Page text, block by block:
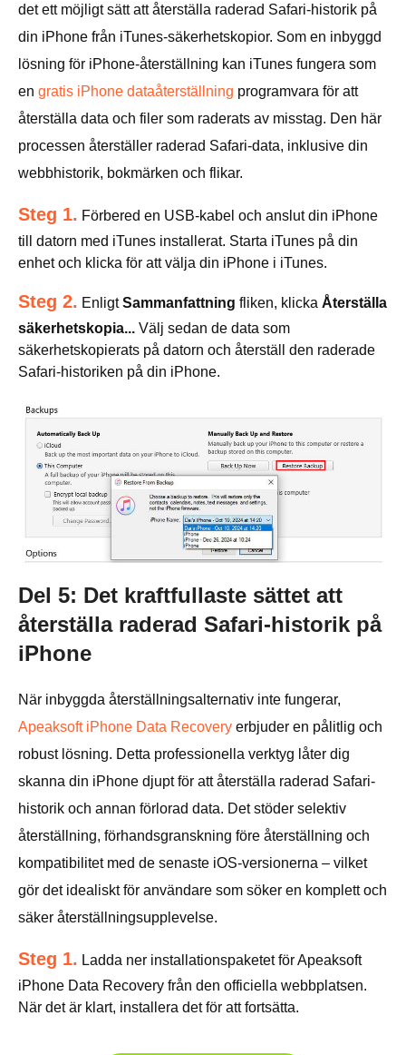
det ett möjligt sätt att återställa raderad Safari-historik på
din iPhone från iTunes-säkerhetskopior. Som en inbyggd
lösning för iPhone-återställning kan iTunes fungera som
en gratis iPhone dataåterställning programvara för att
återställa data och filer som raderats av misstag. Den här
processen återställer raderad Safari-data, inklusive din
webbhistorik, bokmärken och flikar.
Steg 1. Förbered en USB-kabel och anslut din iPhone
till datorn med iTunes installerat. Starta iTunes på din
enhet och klicka för att välja din iPhone i iTunes.
Steg 2. EnligtSammanfattning fliken, klicka Återställa
säkerhetskopia... Välj sedan de data som
säkerhetskopierats på datorn och återställ den raderade
Safari-historiken på din iPhone.
Del 5: Det kraftfullaste sättet att
återställa raderad Safari-historik på
iPhone
När inbyggda återställningsalternativ inte fungerar,
Apeaksoft iPhone Data Recovery erbjuder en pålitlig och
robust lösning. Detta professionella verktyg låter dig
skanna din iPhone djupt för att återställa raderad Safari-
historik och annan förlorad data. Det stöder selektiv
återställning, förhandsgranskning före återställning och
kompatibilitet med de senaste iOS-versionerna – vilket
gör det idealiskt för användare som söker en komplett och
säker återställningsupplevelse.
Steg 1. Ladda ner installationspaketet för Apeaksoft
iPhone Data Recovery från den officiella webbplatsen.
När det är klart, installera det för att fortsätta.